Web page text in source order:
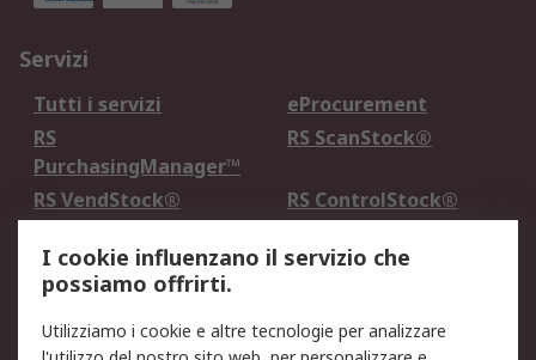
Servizi
Tutti i servizi
eProcurement
RS
PurchasingManager™
RS ScanStock®
RS VendStock®
RS ControlStock®
Legale
Informativa Cookie
Informativa Privacy -
I cookie influenzano il servizio che
possiamo offrirti.
Utilizziamo i cookie e altre tecnologie per analizzare